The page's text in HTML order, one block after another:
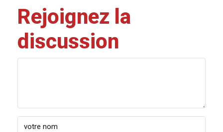
Rejoignez la
discussion